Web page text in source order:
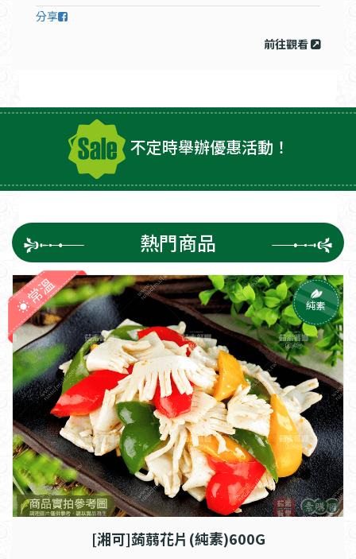
分享
前往觀看
不定時舉辦優惠活動！
熱門商品
[湘可]蒟蒻花片(純素)600G
常溫 純素